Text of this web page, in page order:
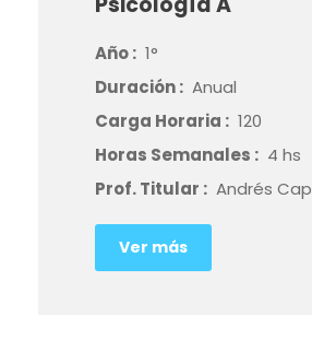
Año : 1°
Duración : Anual
Carga Horaria : 120
Horas Semanales : 4 hs
Prof. Titular : Andrés
Ver más